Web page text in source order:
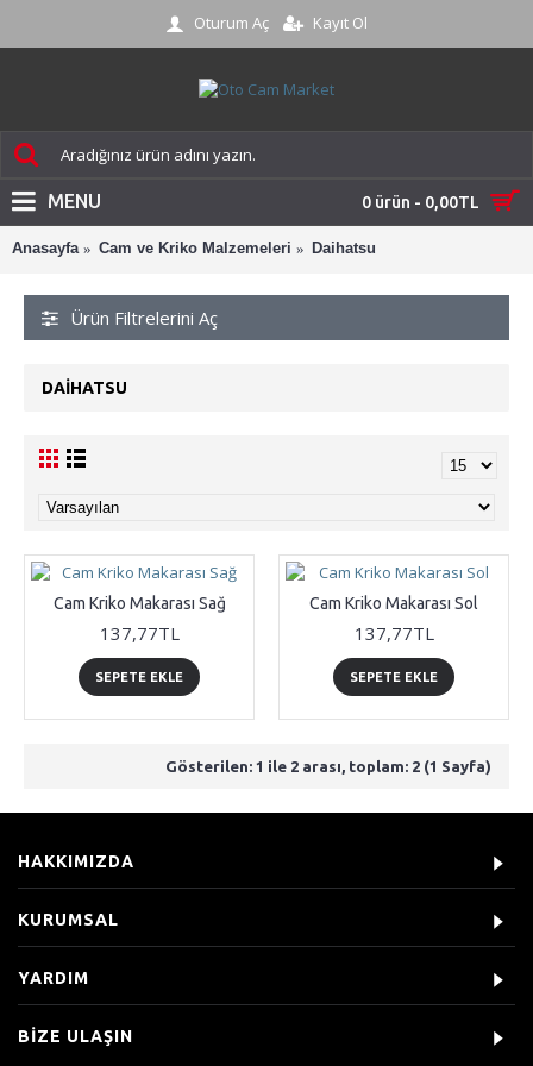
Oturum Aç Kayıt Ol
0 ürün - 0,00TL
MENU
Anasayfa Cam ve Kriko Malzemeleri Daihatsu
Ürün Filtrelerini Aç
DAIHATSU
Cam Kriko Makarası Sağ
137,77TL
SEPETE EKLE
Cam Kriko Makarası Sol
137,77TL
SEPETE EKLE
Gösterilen: 1 ile 2 arası, toplam: 2 (1 Sayfa)
HAKKIMIZDA
KURUMSAL
YARDIM
BIZE ULAŞIN